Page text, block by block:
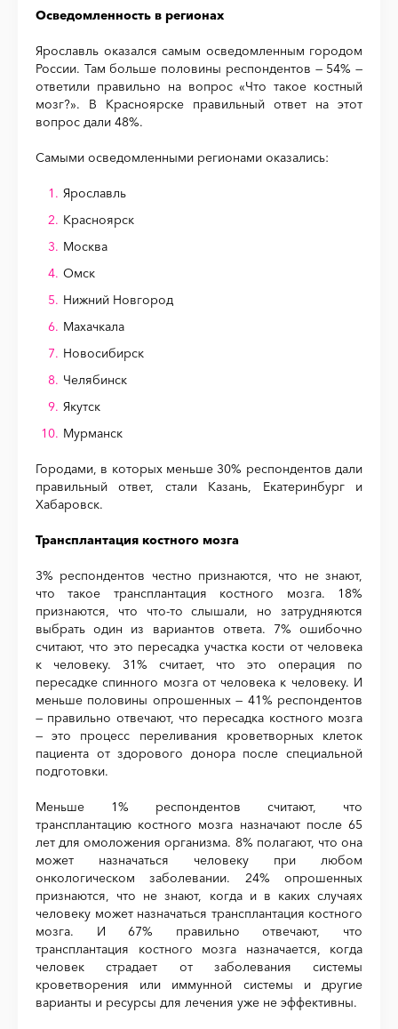
Осведомленность в регионах
Ярославль оказался самым осведомленным городом
России. Там больше половины респондентов — 54% —
ответили правильно на вопрос «Что такое костный
мозг?». В Красноярске правильный ответ на этот
вопрос дали 48%.
Самыми осведомленными регионами оказались:
Ярославль
Красноярск
Москва
Омск
Нижний Новгород
Махачкала
Новосибирск
Челябинск
Якутск
Мурманск
Городами, в которых меньше 30% респондентов дали
правильный ответ, стали Казань, Екатеринбург и
Хабаровск.
Трансплантация костного мозга
3% респондентов честно признаются, что не знают,
что такое трансплантация костного мозга. 18%
признаются, что что-то слышали, но затрудняются
выбрать один из вариантов ответа. 7% ошибочно
считают, что это пересадка участка кости от человека
к человеку. 31% считает, что это операция по
пересадке спинного мозга от человека к человеку. И
меньше половины опрошенных — 41% респондентов
— правильно отвечают, что пересадка костного мозга
— это процесс переливания кроветворных клеток
пациента от здорового донора после специальной
подготовки.
Меньше 1% респондентов считают, что
трансплантацию костного мозга назначают после 65
лет для омоложения организма. 8% полагают, что она
может назначаться человеку при любом
онкологическом заболевании. 24% опрошенных
признаются, что не знают, когда и в каких случаях
человеку может назначаться трансплантация костного
мозга. И 67% правильно отвечают, что
трансплантация костного мозга назначается, когда
человек страдает от заболевания системы
кроветворения или иммунной системы и другие
варианты и ресурсы для лечения уже не эффективны.